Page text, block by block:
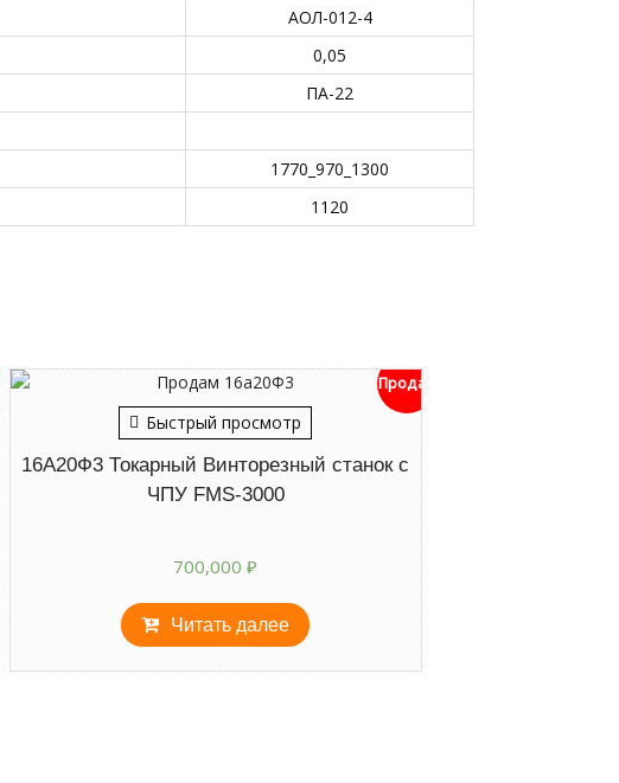
АОЛ-012-4
0,05
ПА-22
1770_970_1300
1120
Быстрый просмотр
Продан
16А20Ф3 Токарный Винторезный станок с
ЧПУ FMS-3000
700,000₽
Читать далее